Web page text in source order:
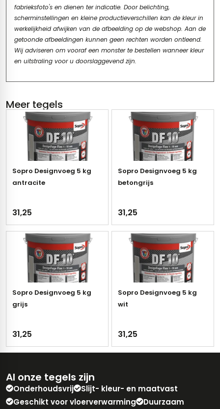
fabrieksfoto's en dienen ter indicatie. Door belichting,
scherminstellingen en kleine productieverschillen kan de kleur in
werkelijkheid afwijken van de afbeelding op de webshop. Aan de
getoonde afbeeldingen kunnen geen rechten worden ontleend.
Wij adviseren om vooraf een monster te bestellen wanneer kleur
en uitstraling voor u doorslaggevend zijn.
Meer tegels
Sopro Designvoeg 5 kg
antracite
31,25
Sopro Designvoeg 5 kg
betongrijs
31,25
Sopro Designvoeg 5 kg
grijs
31,25
Sopro Designvoeg 5 kg
wit
31,25
Al onze tegels zijn
Onderhoudsvrij
Slijt- kleur- en maatvast
Geschikt voor vloerverwarming
Duurzaam